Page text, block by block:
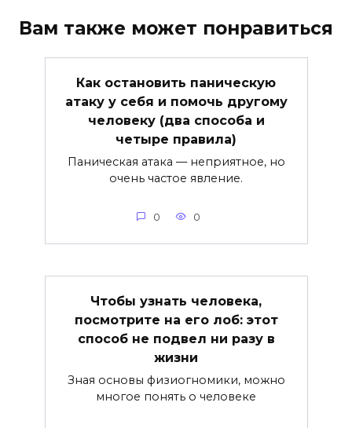
Вам также может понравиться
Как остановить паническую
атаку у себя и помочь другому
человеку (два способа и
четыре правила)
Паническая атака — неприятное, но
очень частое явление.
0 0
Чтобы узнать человека,
посмотрите на его лоб: этот
способ не подвел ни разу в
жизни
Зная основы физиогномики, можно
многое понять о человеке